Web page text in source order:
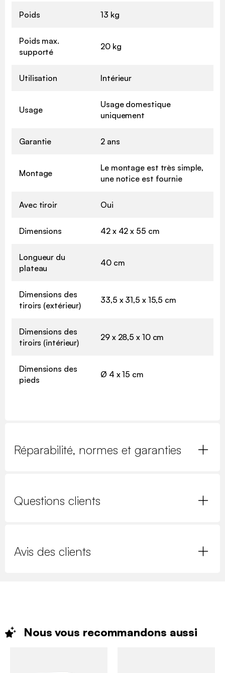
Poids 13 kg
Poids max.
supporté
20 kg
Utilisation Intérieur
Usage
Usage domestique
uniquement
Garantie 2 ans
Montage
Le montage est très simple,
une notice est fournie
Avec tiroir Oui
Dimensions 42 x 42 x 55 cm
Longueur du
plateau
40 cm
Dimensions des
tiroirs (extérieur)
33,5 x 31,5 x 15,5 cm
Dimensions des
tiroirs (intérieur)
29 x 28,5 x 10 cm
Dimensions des
pieds
Ø 4 x 15 cm
Réparabilité, normes et garanties
Questions clients
Avis des clients
Nous vous recommandons aussi